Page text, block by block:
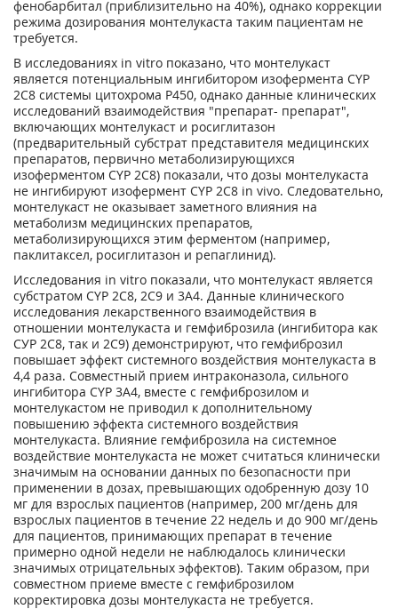
фенобарбитал (приблизительно на 40%), однако коррекции
режима дозирования монтелукаста таким пациентам не
требуется.
В исследованиях in vitro показано, что монтелукаст
является потенциальным ингибитором изофермента CYP
2С8 системы цитохрома Р450, однако данные клинических
исследований взаимодействия "препарат- препарат",
включающих монтелукаст и росиглитазон
(предварительный субстрат представителя медицинских
препаратов, первично метаболизирующихся
изоферментом CYP 2С8) показали, что дозы монтелукаста
не ингибируют изофермент CYP 2С8 in vivo. Следовательно,
монтелукаст не оказывает заметного влияния на
метаболизм медицинских препаратов,
метаболизирующихся этим ферментом (например,
паклитаксел, росиглитазон и репаглинид).
Исследования in vitro показали, что монтелукаст является
субстратом CYP 2С8, 2С9 и 3А4. Данные клинического
исследования лекарственного взаимодействия в
отношении монтелукаста и гемфиброзила (ингибитора как
СУР 2С8, так и 2С9) демонстрируют, что гемфиброзил
повышает эффект системного воздействия монтелукаста в
4,4 раза. Совместный прием интраконазола, сильного
ингибитора CYP 3А4, вместе с гемфиброзилом и
монтелукастом не приводил к дополнительному
повышению эффекта системного воздействия
монтелукаста. Влияние гемфиброзила на системное
воздействие монтелукаста не может считаться клинически
значимым на основании данных по безопасности при
применении в дозах, превышающих одобренную дозу 10
мг для взрослых пациентов (например, 200 мг/день для
взрослых пациентов в течение 22 недель и до 900 мг/день
для пациентов, принимающих препарат в течение
примерно одной недели не наблюдалось клинически
значимых отрицательных эффектов). Таким образом, при
совместном приеме вместе с гемфиброзилом
корректировка дозы монтелукаста не требуется.